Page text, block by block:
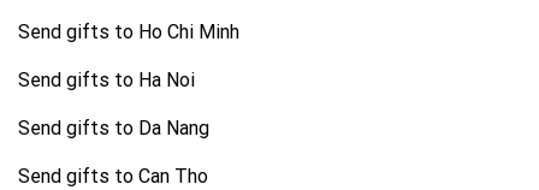
Send gifts to Ho Chi Minh
Send gifts to Ha Noi
Send gifts to Da Nang
Send gifts to Can Tho